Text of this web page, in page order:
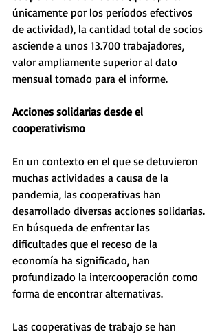
únicamente por los períodos efectivos
de actividad), la cantidad total de socios
asciende a unos 13.700 trabajadores,
valor ampliamente superior al dato
mensual tomado para el informe.
Acciones solidarias desde el
cooperativismo
En un contexto en el que se detuvieron
muchas actividades a causa de la
pandemia, las cooperativas han
desarrollado diversas acciones solidarias.
En búsqueda de enfrentar las
dificultades que el receso de la
economía ha significado, han
profundizado la intercooperación como
forma de encontrar alternativas.
Las cooperativas de trabajo se han